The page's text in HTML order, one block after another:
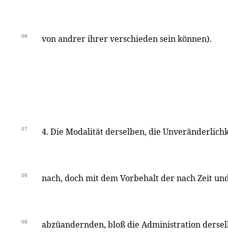
06 von andrer ihrer verschieden sein können).
07 4. Die Modalität derselben, die
08 nach, doch mit dem Vorbehalt der nach Zeit
09 abzüandernden, bloß die Administration